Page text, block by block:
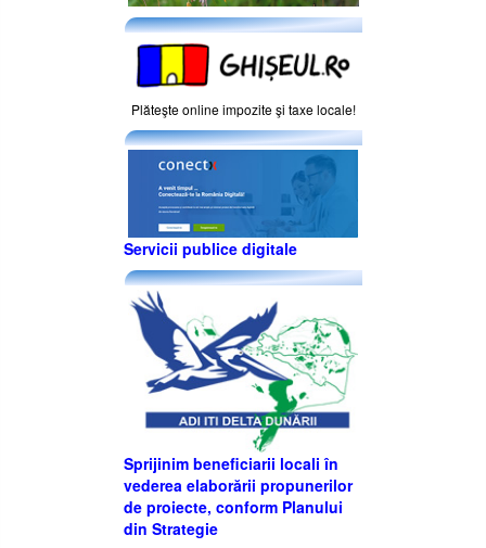
Plăteşte online impozite şi taxe locale!
Servicii publice digitale
Sprijinim beneficiarii locali în
vederea elaborării propunerilor
de proiecte, conform Planului
din Strategie